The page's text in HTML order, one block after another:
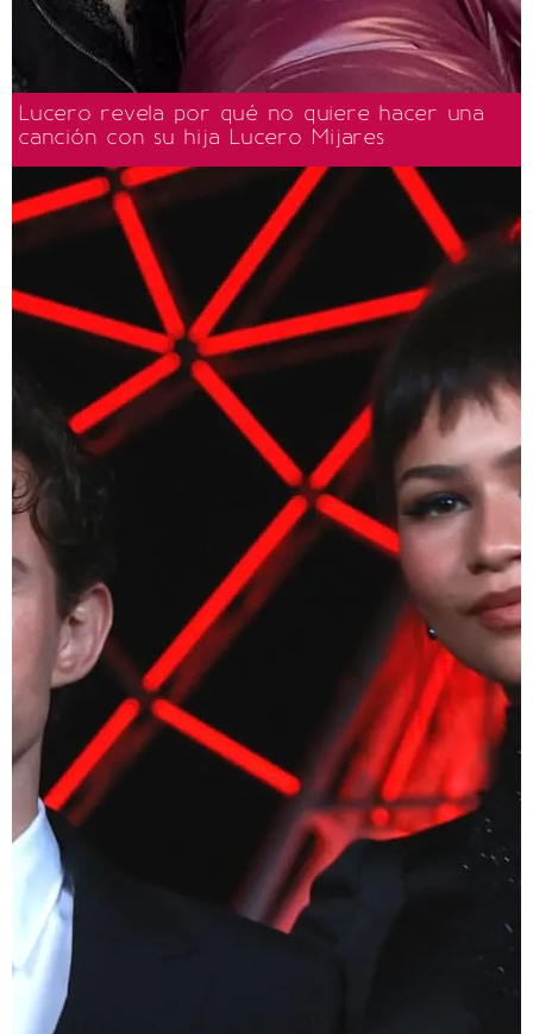
Lucero revela por qué no quiere hacer una
canción con su hija Lucero Mijares